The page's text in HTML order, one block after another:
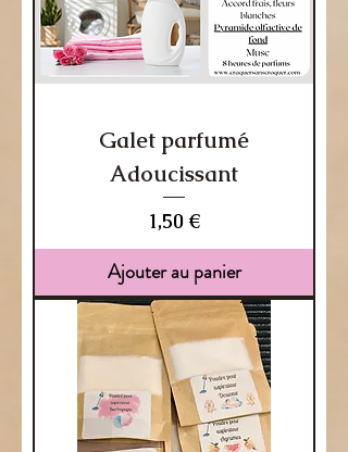
Galet parfumé
Adoucissant
Prix
1,50 €
Ajouter au panier